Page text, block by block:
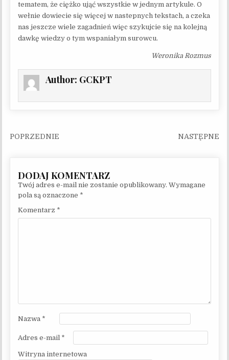
tematem, że ciężko ująć wszystkie w jednym artykule. O
wełnie dowiecie się więcej w nastepnych tekstach, a czeka
nas jeszcze wiele zagadnień więc szykujcie się na kolejną
dawkę wiedzy o tym wspaniałym surowcu.
Weronika Rozmus
Author: GCKPT
Nawigacja wpisu
Twój adres e-mail nie zostanie opublikowany. Wymagane
pola są oznaczone *
Komentarz *
Nazwa *
Adres e-mail *
Witryna internetowa